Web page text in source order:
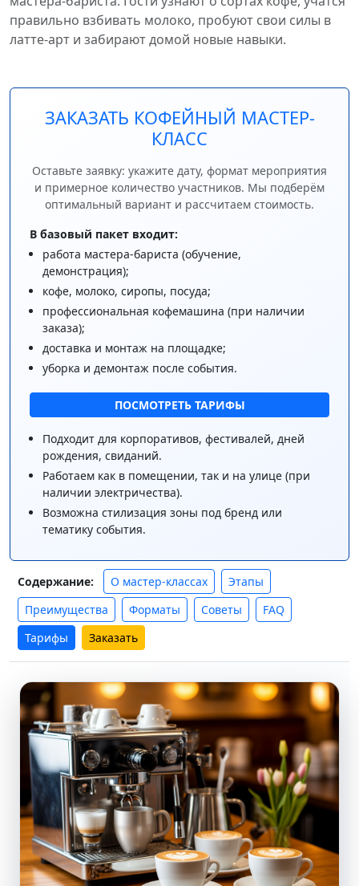
правильно взбивать молоко, пробуют свои силы в
латте-арт и забирают домой новые навыки.
ЗАКАЗАТЬ КОФЕЙНЫЙ МАСТЕР-
КЛАСС
Оставьте заявку: укажите дату, формат мероприятия
и примерное количество участников. Мы подберём
оптимальный вариант и рассчитаем стоимость.
В базовый пакет входит:
работа мастера-бариста (обучение,
демонстрация);
кофе, молоко, сиропы, посуда;
профессиональная кофемашина (при наличии
заказа);
доставка и монтаж на площадке;
уборка и демонтаж после события.
ПОСМОТРЕТЬ ТАРИФЫ
Подходит для корпоративов, фестивалей, дней
рождения, свиданий.
Работаем как в помещении, так и на улице (при
наличии электричества).
Возможна стилизация зоны под бренд или
тематику события.
Содержание: О мастер-классах
Этапы
Преимущества
Форматы Советы
FAQ
Тарифы
Заказать